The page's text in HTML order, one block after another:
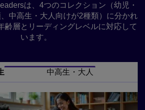
は、4つのコレクション（幼児・
中高生・大人向けが2種類）に分かれ
齢層とリーディングレベルに対応して
います。
中高生・大人